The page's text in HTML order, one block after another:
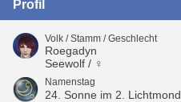
Profil
Volk / Stamm / Geschlecht
Roegadyn
Seewolf / ♀
Namenstag
24. Sonne im 2. Lichtmond